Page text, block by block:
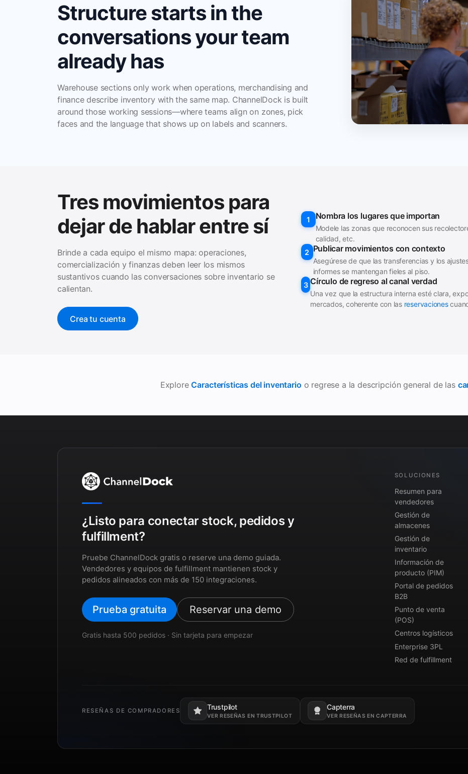
Structure starts in the
conversations your team
already has
Warehouse sections only work when operations, merchandising and
finance describe inventory with the same map. ChannelDock is built
around those working sessions—where teams align on zones, pick
faces and the language that shows up on labels and scanners.
Tres movimientos para
dejar de hablar entre sí
Brinde a cada equipo el mismo mapa: operaciones,
comercialización y finanzas deben leer los mismos
sustantivos cuando las conversaciones sobre inventario se
calientan.
Crea tu cuenta
1 Nombra los lugares que importan
Modele las zonas que reconocen sus
calidad, etc.
2 Publicar movimientos con contexto
Asegúrese de que las transferencias y los
informes se mantengan fieles al piso.
3 Círculo de regreso al canal verdad
Una vez que la estructura interna esté clara,
mercados, coherente con las reservaciones
ExploreCaracterísticas del inventario o regrese a la descripción general de las
¿Listo para conectar stock, pedidos y
fulfillment?
Pruebe ChannelDock gratis o reserve una demo guiada.
Vendedores y equipos de fulfillment mantienen stock y
pedidos alineados con más de 150 integraciones.
Prueba gratuita Reservar una demo
Gratis hasta 500 pedidos · Sin tarjeta para empezar
SOLUCIONES
Resumen para
vendedores
Gestión de
almacenes
Gestión de
inventario
Información de
producto (PIM)
Portal de pedidos
B2B
Punto de venta
(POS)
Centros logísticos
Enterprise 3PL
Red de fulfillment
RESEÑAS DE COMPRADORES Trustpilot
VER RESEÑAS EN TRUSTPILOT
Se abre en una pestaña nueva.
Capterra
VER RESEÑAS EN CAPTERRA
Se abre en una pestaña nueva.